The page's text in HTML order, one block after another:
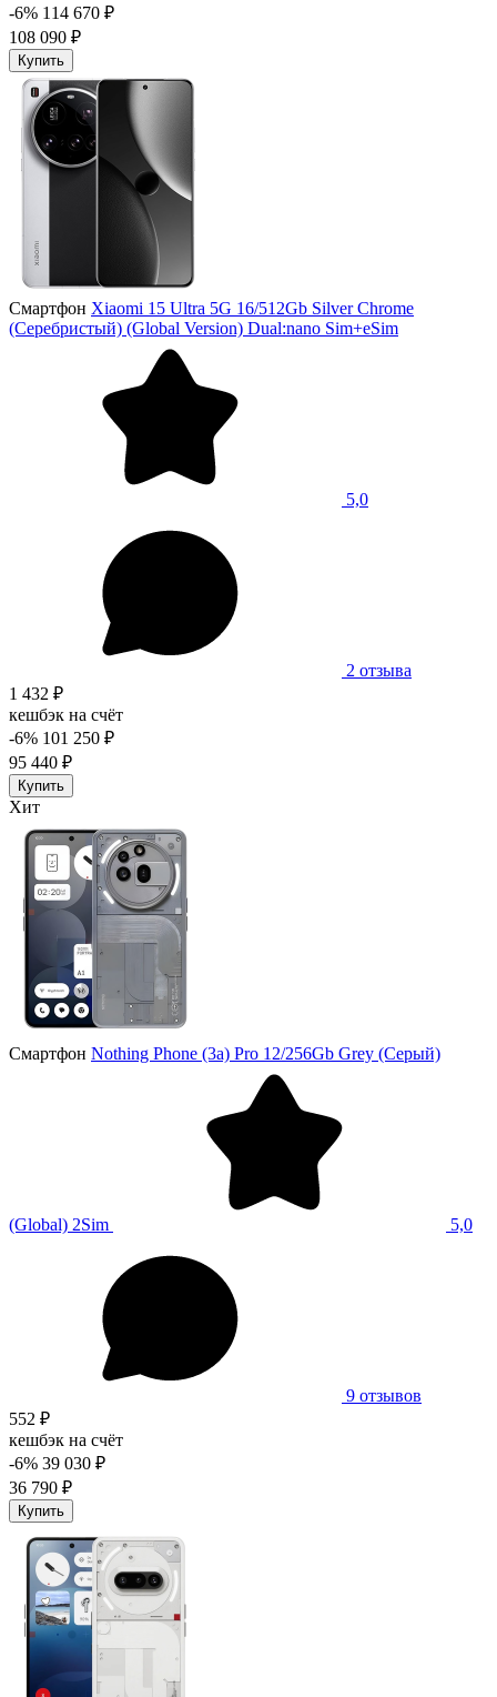
-6% 114 670 ₽
108 090 ₽
Купить
Смартфон Xiaomi 15 Ultra 5G 16/512Gb Silver Chrome
(Серебристый) (Global Version) Dual:nano Sim+eSim
5,0
2 отзыва
1 432 ₽
кешбэк на счёт
-6% 101 250 ₽
95 440 ₽
Купить
Хит
Смартфон Nothing Phone (3a) Pro 12/256Gb Grey (Серый)
(Global) 2Sim 5,0
9 отзывов
552 ₽
кешбэк на счёт
-6% 39 030 ₽
36 790 ₽
Купить